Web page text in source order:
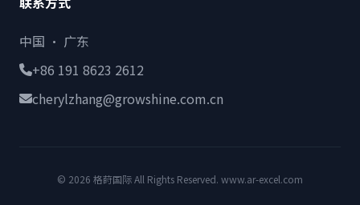
中国 · 广东
+86 191 8623 2612
cherylzhang@growshine.com.cn
© 2026 格莳国际 All Rights Reserved. www.ar-excel.com